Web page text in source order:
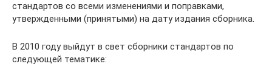
стандартов со всеми изменениями и поправками,
утвержденными (принятыми) на дату издания сборника.
В 2010 году выйдут в свет сборники стандартов по
следующей тематике: